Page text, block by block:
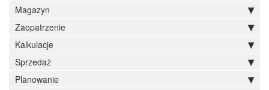
Magazyn
Zaopatrzenie
Kalkulacje
Sprzedaż
Planowanie